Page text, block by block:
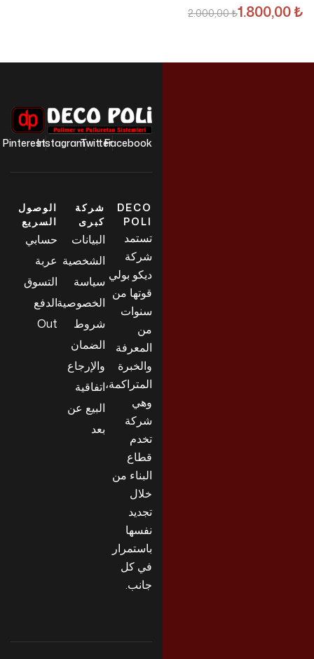
2.000,00₺1.800,00₺
Facebook
Twitter
Instagram
Pinterest
DECO
POLI
تستمد
شركة
ديكو بولي
قوتها من
سنوات
من
المعرفة
والخبرة
المتراكمة،
وهي
شركة
تخدم
قطاع
البناء من
خلال
تجديد
نفسها
باستمرار
في كل
جانب.
شركة
كبرى
البيانات
الشخصية
سياسة
الخصوصية
شروط
الضمان
والإرجاع
اتفاقية
البيع عن
بعد
الوصول
السريع
حسابي
عربة
التسوق
الدفع
Out